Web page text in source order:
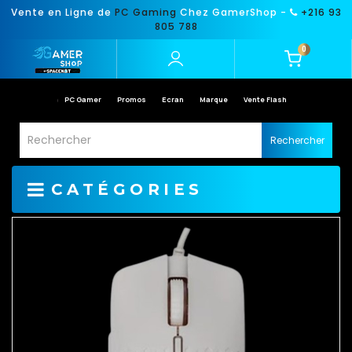
Vente en Ligne de PC Gaming Chez GamerShop -
+216 93
805 788
0
PC Gamer Promos Ecran Marque Vente Flash
Rechercher
CATÉGORIES